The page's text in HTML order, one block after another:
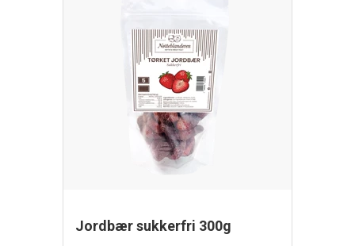
Jordbær sukkerfri 300g